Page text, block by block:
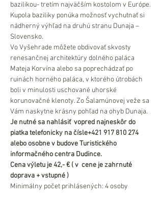
bazilikou- tretím najväčším kostolom v Európe.
Kupola baziliky ponúka možnosť vychutnať si
nádherný výhľad na druhú stranu Dunaja –
Slovensko.
Vo Vyšehrade môžete obdivovať skvosty
renesančnej architektúry dolného paláca
Mateja Korvína alebo sa poprechádzať po
ruinách horného paláca, v ktorého útrobách
boli v minulosti uschované uhorské
korunovačné klenoty. Zo Šalamúnovej veže sa
Vám naskytne krásny pohľad na ohyb Dunaja.
Je nutné sa nahlásiť  vopred najneskôr do
piatka telefonicky na čísle+421 917 810 274
alebo osobne v budove Turistického
informačného centra Dudince.
Cena výletu je 42,- € ( v  cene je zahrnuté
doprava + vstupné )
Minimálny počet prihlásených: 4 osoby